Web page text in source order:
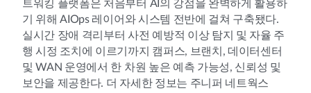
트워킹 플랫폼은 처음부터 AI의 강점을 완벽하게 활용하
기 위해 AIOps 레이어와 시스템 전반에 걸쳐 구축됐다.
실시간 장애 격리부터 사전 예방적 이상 탐지 및 자율 주
행 시정 조치에 이르기까지 캠퍼스, 브랜치, 데이터센터
및 WAN 운영에서 한 차원 높은 예측 가능성, 신뢰성 및
보안을 제공한다. 더 자세한 정보는 주니퍼 네트웍스